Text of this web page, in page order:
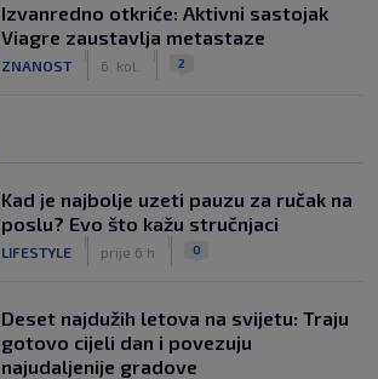
Izvanredno otkriće: Aktivni sastojak
Viagre zaustavlja metastaze
ZNANOST 6. kol. 2
Kad je najbolje uzeti pauzu za ručak na
poslu? Evo što kažu stručnjaci
LIFESTYLE prije 6 h 0
Deset najdužih letova na svijetu: Traju
gotovo cijeli dan i povezuju
najudaljenije gradove